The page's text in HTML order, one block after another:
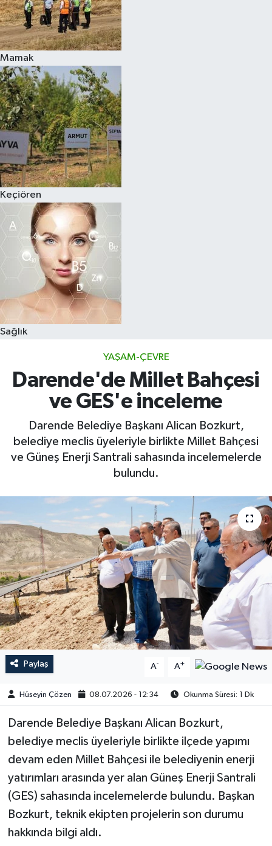
Mamak
Keçiören
Sağlık
YAŞAM-ÇEVRE
Darende'de Millet Bahçesi
ve GES'e inceleme
Darende Belediye Başkanı Alican Bozkurt,
belediye meclis üyeleriyle birlikte Millet Bahçesi
ve Güneş Enerji Santrali sahasında incelemelerde
bulundu.
Paylaş A- A+
Hüseyin Çözen 08.07.2026 - 12:34 Okunma Süresi: 1 Dk
Darende Belediye Başkanı Alican Bozkurt,
belediye meclis üyeleriyle birlikte ilçede yapımı
devam eden Millet Bahçesi ile belediyenin enerji
yatırımları arasında yer alan Güneş Enerji Santrali
(GES) sahasında incelemelerde bulundu. Başkan
Bozkurt, teknik ekipten projelerin son durumu
hakkında bilgi aldı.